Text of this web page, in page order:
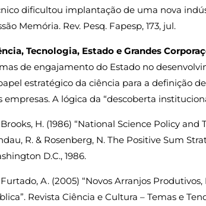
dificultou implantação de uma nova
Memória. Rev. Pesq. Fapesp, 173, jul.
Tecnologia, Estado e Grandes
de engajamento do Estado no
estratégico da ciência para a definição
empresas. A lógica da “descoberta
H. (1986) “National Science Policy
R. & Rosenberg, N. The Positive Sum
D.C., 1986.
A. (2005) “Novos Arranjos
Revista Ciência e Cultura – Temas e